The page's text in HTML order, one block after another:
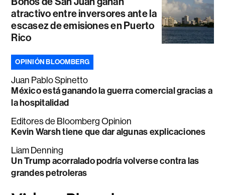
atractivo entre inversores ante la
escasez de emisiones en Puerto
Rico
OPINIÓN BLOOMBERG
Juan Pablo Spinetto
México está ganando la guerra comercial gracias a
la hospitalidad
Editores de Bloomberg Opinion
Kevin Warsh tiene que dar algunas explicaciones
Liam Denning
Un Trump acorralado podría volverse contra las
grandes petroleras